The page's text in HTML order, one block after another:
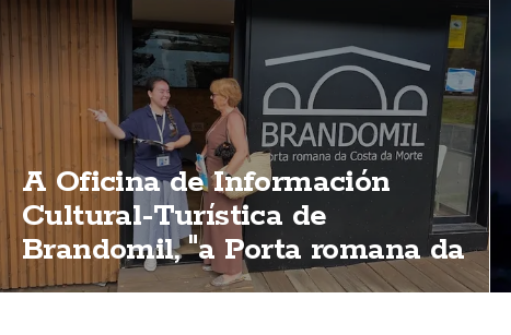
A Oficina de Información
Cultural-Turística de
Brandomil, "a Porta romana da
Costa da Morte"